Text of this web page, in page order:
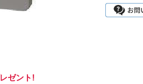
ゼント!